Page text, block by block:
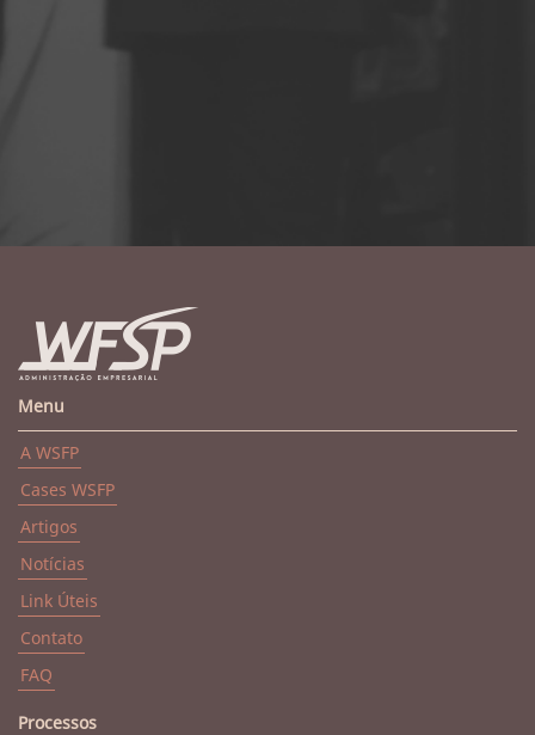
Menu
A WSFP
Cases WSFP
Artigos
Notícias
Link Úteis
Contato
FAQ
Processos